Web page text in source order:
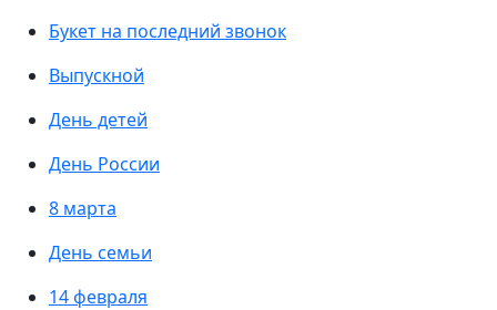
Букет на последний звонок
Выпускной
День детей
День России
8 марта
День семьи
14 февраля